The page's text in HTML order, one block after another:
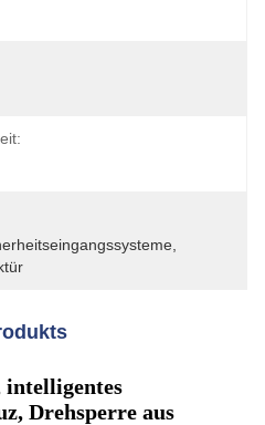
intelligentes
Drehsperre aus